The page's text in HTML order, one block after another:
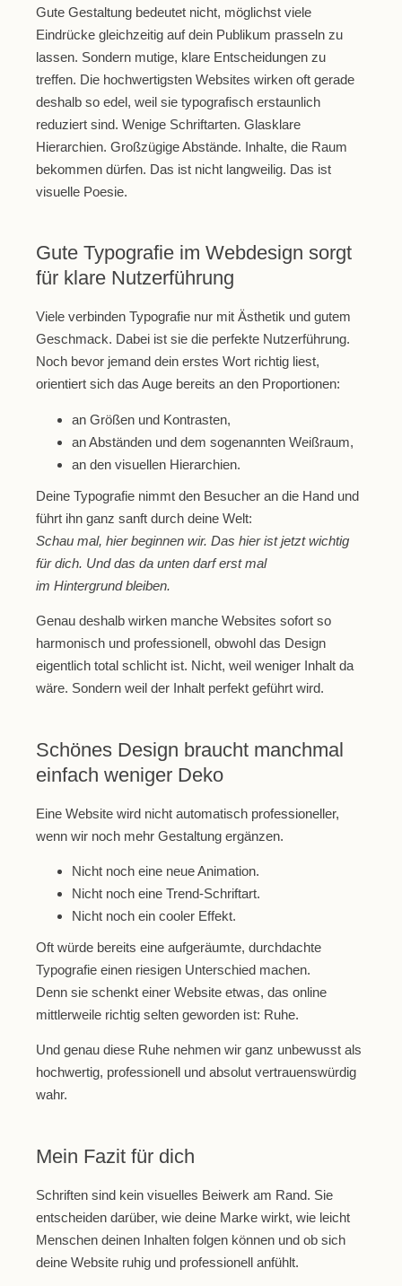
Gute Gestaltung bedeutet nicht, möglichst viele
Eindrücke gleichzeitig auf dein Publikum prasseln zu
lassen. Sondern mutige, klare Entscheidungen zu
treffen. Die hochwertigsten Websites wirken oft gerade
deshalb so edel, weil sie typografisch erstaunlich
reduziert sind. Wenige Schriftarten. Glasklare
Hierarchien. Großzügige Abstände. Inhalte, die Raum
bekommen dürfen. Das ist nicht langweilig. Das ist
visuelle Poesie.
Gute Typografie im Webdesign sorgt
für klare Nutzerführung
Viele verbinden Typografie nur mit Ästhetik und gutem
Geschmack. Dabei ist sie die perfekte Nutzerführung.
Noch bevor jemand dein erstes Wort richtig liest,
orientiert sich das Auge bereits an den Proportionen:
an Größen und Kontrasten,
an Abständen und dem sogenannten Weißraum,
an den visuellen Hierarchien.
Deine Typografie nimmt den Besucher an die Hand und
führt ihn ganz sanft durch deine Welt:
Schau mal, hier beginnen wir. Das hier ist jetzt wichtig
für dich. Und das da unten darf erst mal
im Hintergrund bleiben.
Genau deshalb wirken manche Websites sofort so
harmonisch und professionell, obwohl das Design
eigentlich total schlicht ist. Nicht, weil weniger Inhalt da
wäre. Sondern weil der Inhalt perfekt geführt wird.
Schönes Design braucht manchmal
einfach weniger Deko
Eine Website wird nicht automatisch professioneller,
wenn wir noch mehr Gestaltung ergänzen.
Nicht noch eine neue Animation.
Nicht noch eine Trend-Schriftart.
Nicht noch ein cooler Effekt.
Oft würde bereits eine aufgeräumte, durchdachte
Typografie einen riesigen Unterschied machen.
Denn sie schenkt einer Website etwas, das online
mittlerweile richtig selten geworden ist: Ruhe.
Und genau diese Ruhe nehmen wir ganz unbewusst als
hochwertig, professionell und absolut vertrauenswürdig
wahr.
Mein Fazit für dich
Schriften sind kein visuelles Beiwerk am Rand. Sie
entscheiden darüber, wie deine Marke wirkt, wie leicht
Menschen deinen Inhalten folgen können und ob sich
deine Website ruhig und professionell anfühlt.